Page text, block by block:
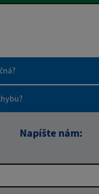
Napíšte nám: